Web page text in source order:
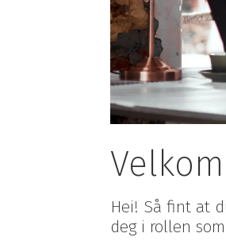
Hei! Så fint at
deg i rollen